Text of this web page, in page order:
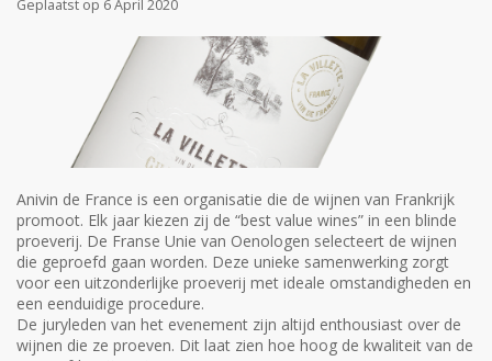
Geplaatst op 6 April 2020
Anivin de France is een organisatie die de wijnen van Frankrijk
promoot. Elk jaar kiezen zij de “best value wines” in een blinde
proeverij. De Franse Unie van Oenologen selecteert de wijnen
die geproefd gaan worden. Deze unieke samenwerking zorgt
voor een uitzonderlijke proeverij met ideale omstandigheden en
een eenduidige procedure.
De juryleden van het evenement zijn altijd enthousiast over de
wijnen die ze proeven. Dit laat zien hoe hoog de kwaliteit van de